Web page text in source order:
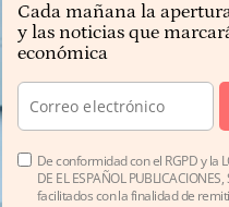
Cada mañana la
y las noticias que
económica
De conformidad con el RGPD y la
DE EL ESPAÑOL
facilitados con la finalidad de